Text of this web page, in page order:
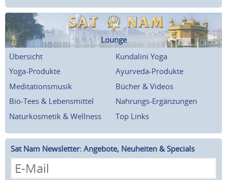
Lounge
Übersicht
Kundalini Yoga
Yoga-Produkte
Ayurveda-Produkte
Meditationsmusik
Bücher & Videos
Bio-Tees & Lebensmittel
Nahrungs-Ergänzungen
Naturkosmetik & Wellness
Top Links
Sat Nam Newsletter: Angebote, Neuheiten & Specials